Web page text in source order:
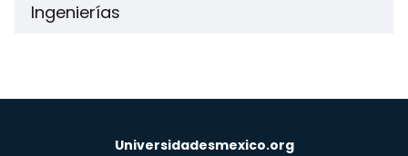
Ingenierías
Universidadesmexico.org